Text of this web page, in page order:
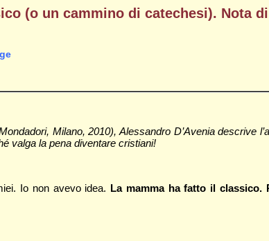
(o un cammino di catechesi). Nota
Milano, 2010), Alessandro D’Avenia descrive
valga la pena diventare cristiani!
Io non avevo idea. La mamma ha fatto il